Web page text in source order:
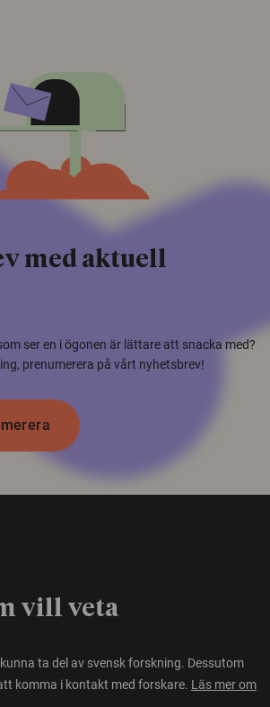
med aktuell
ser en i ögonen är lättare att snacka med?
prenumerera på vårt nyhetsbrev!
vill veta
ta del av svensk forskning. Dessutom
komma i kontakt med forskare. Läs mer om